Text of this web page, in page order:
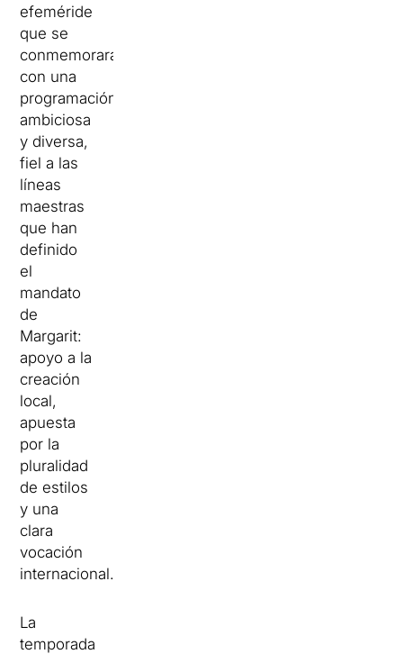
efeméride
que se
conmemorará
con una
programación
ambiciosa
y diversa,
fiel a las
líneas
maestras
que han
definido
el
mandato
de
Margarit:
apoyo a la
creación
local,
apuesta
por la
pluralidad
de estilos
y una
clara
vocación
internacional.
La
temporada